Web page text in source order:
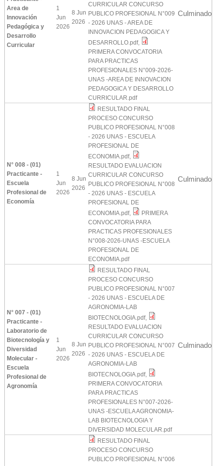
Area de
Innovación
Pedagógica y
Desarrollo
Curricular
1
Jun
2026
8 Jun
2026
CURRICULAR CONCURSO
PUBLICO PROFESIONAL N°009
- 2026 UNAS - AREA DE
INNOVACION PEDAGOGICA Y
DESARROLLO.pdf,
PRIMERA CONVOCATORIA
PARA PRACTICAS
PROFESIONALES N°009-2026-
UNAS -AREA DE INNOVACION
PEDAGOGICA Y DESARROLLO
CURRICULAR.pdf
Culminado
N° 008 - (01)
Practicante -
Escuela
Profesional de
Economía
1
Jun
2026
8 Jun
2026
RESULTADO FINAL
PROCESO CONCURSO
PUBLICO PROFESIONAL N°008
- 2026 UNAS - ESCUELA
PROFESIONAL DE
ECONOMIA.pdf,
RESULTADO EVALUACION
CURRICULAR CONCURSO
PUBLICO PROFESIONAL N°008
- 2026 UNAS - ESCUELA
PROFESIONAL DE
ECONOMIA.pdf,
PRIMERA
CONVOCATORIA PARA
PRACTICAS PROFESIONALES
N°008-2026-UNAS -ESCUELA
PROFESIONAL DE
ECONOMIA.pdf
Culminado
N° 007 - (01)
Practicante -
Laboratorio de
Biotecnología y
Diversidad
Molecular -
Escuela
Profesional de
Agronomía
1
Jun
2026
8 Jun
2026
RESULTADO FINAL
PROCESO CONCURSO
PUBLICO PROFESIONAL N°007
- 2026 UNAS - ESCUELA DE
AGRONOMIA-LAB
BIOTECNOLOGIA.pdf,
RESULTADO EVALUACION
CURRICULAR CONCURSO
PUBLICO PROFESIONAL N°007
- 2026 UNAS - ESCUELA DE
AGRONOMIA-LAB
BIOTECNOLOGIA.pdf,
PRIMERA CONVOCATORIA
PARA PRACTICAS
PROFESIONALES N°007-2026-
UNAS -ESCUELA AGRONOMIA-
LAB BIOTECNOLOGIA Y
DIVERSIDAD MOLECULAR.pdf
Culminado
RESULTADO FINAL
PROCESO CONCURSO
PUBLICO PROFESIONAL N°006